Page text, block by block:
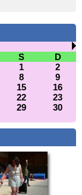
S
D
1
2
8
9
15
16
22
23
29
30